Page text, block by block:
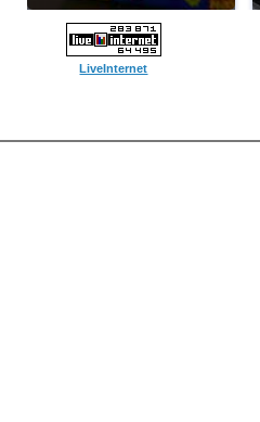
LiveInternet